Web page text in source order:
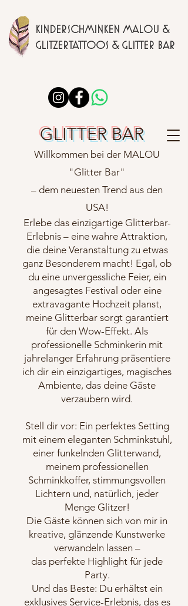
KINDERSCHMINKEN MALOU &
GLITZERTATTOOS & GLITTER BAR
GLITTER BAR
Willkommen bei der MALOU
"Glitter Bar"
– dem neuesten Trend aus den
USA!
Erlebe das einzigartige Glitterbar-
Erlebnis – eine wahre Attraktion,
die deine Veranstaltung zu etwas
ganz Besonderem macht! Egal, ob
du eine unvergessliche Feier, ein
angesagtes Festival oder eine
extravagante Hochzeit planst,
meine Glitterbar sorgt garantiert
für den Wow-Effekt. Als
professionelle Schminkerin mit
jahrelanger Erfahrung präsentiere
ich dir ein einzigartiges, magisches
Ambiente, das deine Gäste
verzaubern wird.
Stell dir vor: Ein perfektes Setting
mit einem eleganten Schminkstuhl,
einer funkelnden Glitterwand,
meinem professionellen
Schminkkoffer, stimmungsvollen
Lichtern und, natürlich, jeder
Menge Glitzer!
Die Gäste können sich von mir in
kreative, glänzende Kunstwerke
verwandeln lassen –
das perfekte Highlight für jede
Party.
Und das Beste: Du erhältst ein
exklusives Service-Erlebnis, das es